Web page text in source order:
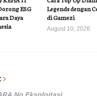
ESG
Daya
Legends dengan
di Gamezi
August 10, 2026